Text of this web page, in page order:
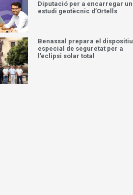
Diputació per a encarregar un
estudi geotècnic d’Ortells
Benassal prepara el dispositiu
especial de seguretat per a
l’eclipsi solar total